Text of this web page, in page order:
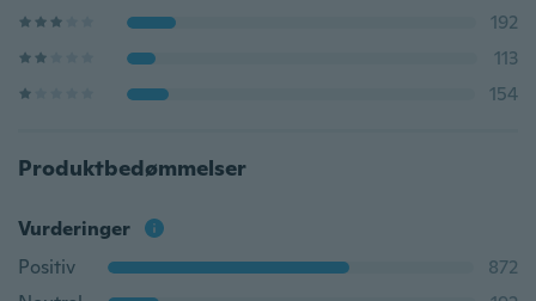
192
113
154
Produktbedømmelser
Vurderinger
Positiv
872